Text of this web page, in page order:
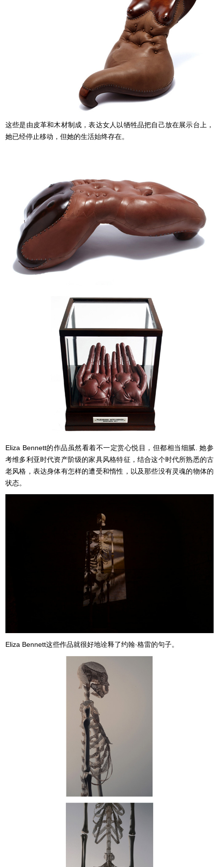
这些是由皮革和木材制成，表达女人以牺牲品把自己放在展示台上，
她已经停止移动，但她的生活始终存在。
Eliza Bennett的作品虽然看着不一定赏心悦目，但都相当细腻. 她参
考维多利亚时代资产阶级的家具风格特征，结合这个时代所熟悉的古
老风格，表达身体有怎样的遭受和惰性，以及那些没有灵魂的物体的
状态。
Eliza Bennett这些作品就很好地诠释了约翰·格雷的句子。